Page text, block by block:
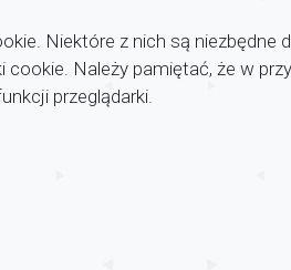
Niektóre z nich są
Należy pamiętać, że w
przeglądarki.